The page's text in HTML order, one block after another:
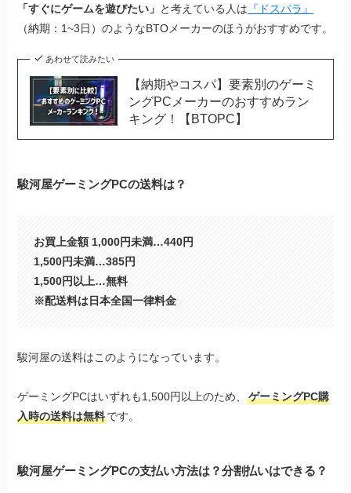
「すぐにゲームを遊びたい」 と考えている人は 『ドスパラ』
（納期：1~3日）のようなBTOメーカーのほうがおすすめです。
あわせて読みたい
【納期やコスパ】要素別のゲーミ
ングPCメーカーのおすすめラン
キング！【BTOPC】
駿河屋ゲーミングPCの送料は？
お買上金額 1,000円未満…440円
1,500円未満…385円
1,500円以上…無料
※配送料は日本全国一律料金
駿河屋の送料はこのようになっています。
ゲーミングPCはいずれも1,500円以上のため、ゲーミングPC購
入時の送料は無料です。
駿河屋ゲーミングPCの支払い方法は？分割払いはできる？